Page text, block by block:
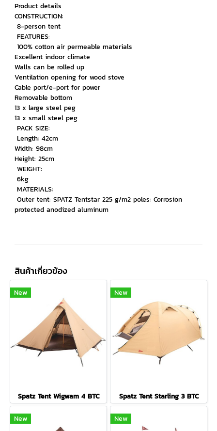
Product details
CONSTRUCTION:
8-person tent
FEATURES:
100% cotton air permeable materials
Excellent indoor climate
Walls can be rolled up
Ventilation opening for wood stove
Cable port/e-port for power
Removable bottom
13 x large steel peg
13 x small steel peg
PACK SIZE:
Length: 42cm
Width: 98cm
Height: 25cm
WEIGHT:
6kg
MATERIALS:
Outer tent: SPATZ Tentstar 225 g/m2 poles: Corrosion
protected anodized aluminum
สินค้าเกี่ยวข้อง
New
Spatz Tent Wigwam 4 BTC
New
Spatz Tent Starling 3 BTC
New New